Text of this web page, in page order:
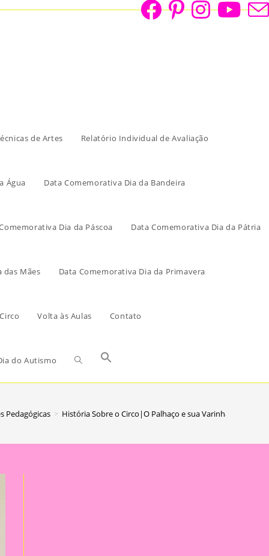
de Artes Relatório Individual de Avaliação
Água Data Comemorativa Dia da Bandeira
Dia da Páscoa Data Comemorativa Dia da Pátria
das Mães Data Comemorativa Dia da Primavera
Volta às Aulas Contato
do Autismo
Pedagógicas > História Sobre o Circo|O Palhaço e sua Varinha Mágica